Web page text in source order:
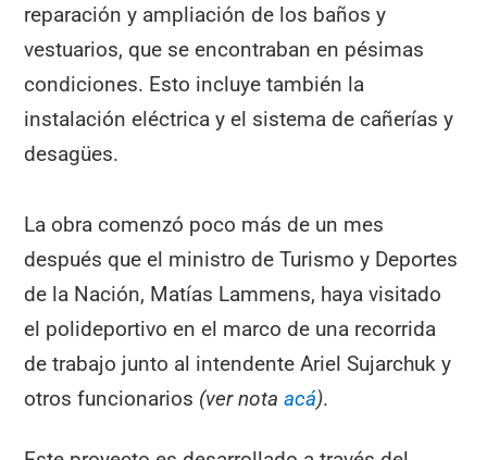
reparación y ampliación de los baños y
vestuarios, que se encontraban en pésimas
condiciones. Esto incluye también la
instalación eléctrica y el sistema de cañerías y
desagües.
La obra comenzó poco más de un mes
después que el ministro de Turismo y Deportes
de la Nación, Matías Lammens, haya visitado
el polideportivo en el marco de una recorrida
de trabajo junto al intendente Ariel Sujarchuk y
otros funcionarios (ver notaacá).